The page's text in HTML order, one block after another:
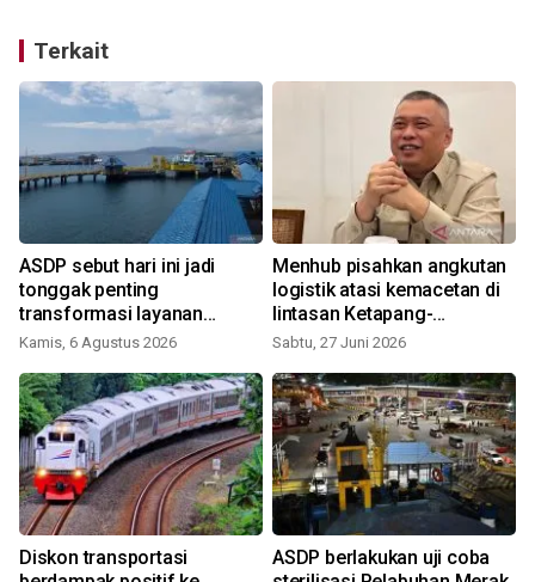
Terkait
ASDP sebut hari ini jadi
tonggak penting
transformasi layanan
penyeberangan
Kamis, 6 Agustus 2026
Menhub pisahkan angkutan
logistik atasi kemacetan di
lintasan Ketapang-
Gilimanuk
Sabtu, 27 Juni 2026
Diskon transportasi
ASDP berlakukan uji coba